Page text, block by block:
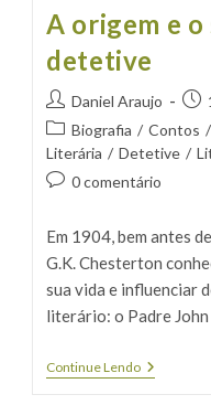
A origem e
detetive
Autor
do
post:
Daniel Araujo
Categoria
do
post:
Biografia / Contos /
Literária / Detetive /
Comentários
post:
0 comentário
Em 1904, bem antes
G.K. Chesterton
sua vida e influenciar
literário: o Padre John
Continue LendoA
Origem